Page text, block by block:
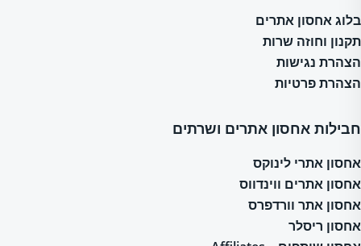
בלוג אחסון אתרים
תקנון וחוזה שרות
הצהרת נגישות
הצהרת פרטיות
חבילות אחסון אתרים ושרתים
אחסון אתרי לינוקס
אחסון אתרים ווינדווס
אחסון אתר וורדפרס
אחסון ריסלר